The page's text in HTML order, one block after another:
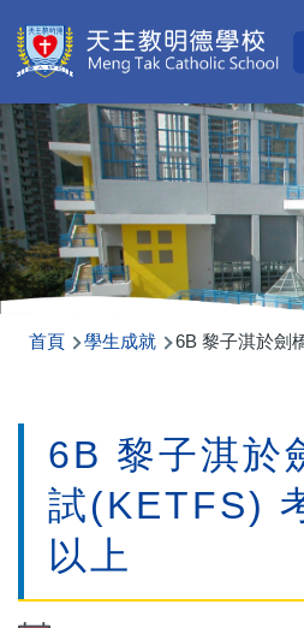
導
連
首頁 學生成就 6B 黎子淇於劍
6B 黎子淇於
試(KETFS)
以上